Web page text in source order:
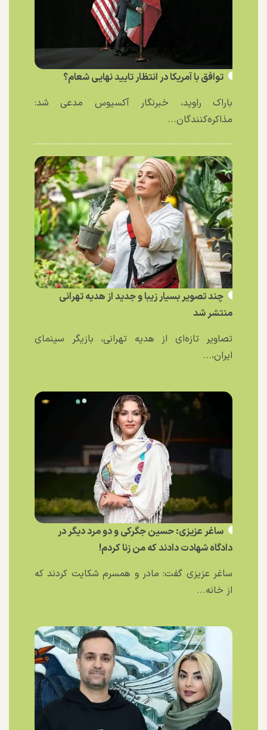
توافق با آمریکا در انتظار تایید نهایی شعام؟
باراک راوید، خبرنگار آکسیوس مدعی شد:
مذاکره‌کنندگان...
چند تصویر بسیار زیبا و جدید از هدیه تهرانی
منتشر شد
تصاویر تازه‌ای از هدیه تهرانی، بازیگر سینمای
ایران،...
ساغر عزیزی: حسین جگرکی و دو مرد دیگر در
دادگاه شهادت دادند که من زنا کردم!
ساغر عزیزی گفت: مادر و همسرم شکایت کردند که
از خانه...